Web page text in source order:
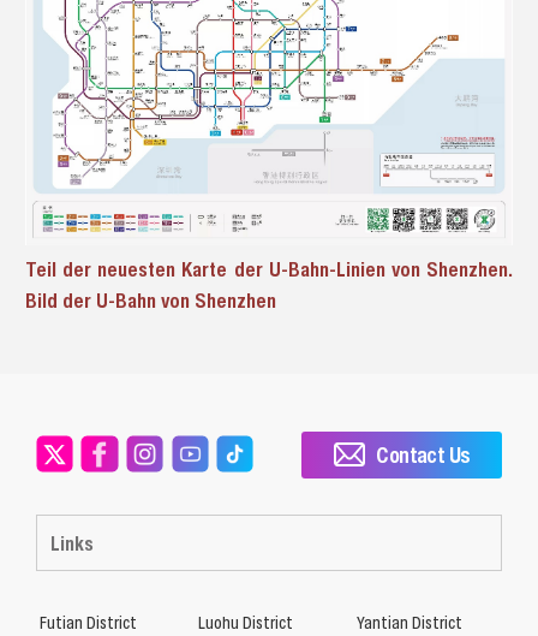
Teil der neuesten Karte der U-Bahn-Linien von Shenzhen.
Bild der U-Bahn von Shenzhen
Links
Contact Us
Futian District Luohu District Yantian District